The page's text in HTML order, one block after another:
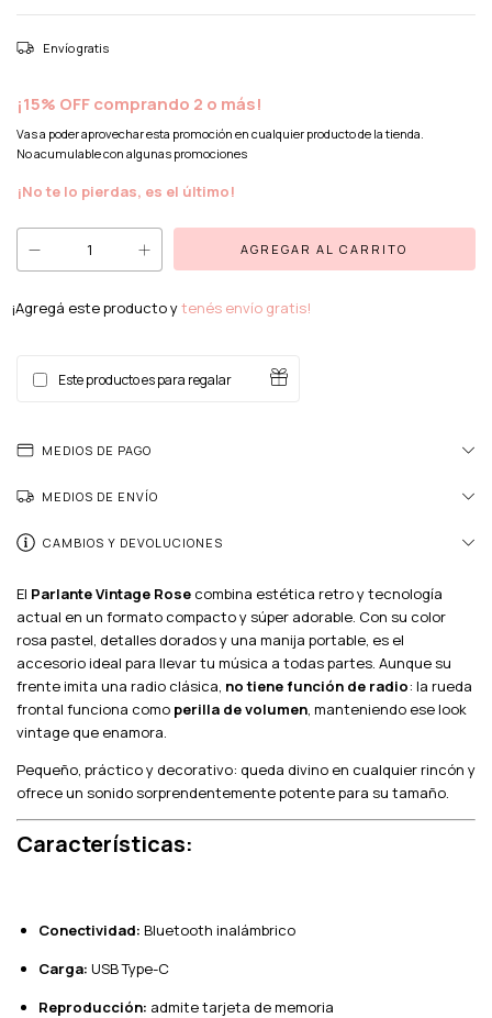
Envío gratis
¡15% OFF comprando 2 o más!
Vas a poder aprovechar esta promoción en cualquier producto de la tienda.
No acumulable con algunas promociones
¡No te lo pierdas, es el último!
¡Agregá este producto ytenés envío gratis!
Este producto es para regalar
MEDIOS DE PAGO
MEDIOS DE ENVÍO
CAMBIOS Y DEVOLUCIONES
El ParlanteVintage Rose combina estética retro y tecnología
actual en un formato compacto y súper adorable. Con su color
rosa pastel, detalles dorados y una manija portable, es el
accesorio ideal para llevar tu música a todas partes. Aunque su
frente imita una radio clásica, no tiene función de radio: la rueda
frontal funciona como perilla de volumen, manteniendo ese look
vintage que enamora.
Pequeño, práctico y decorativo: queda divino en cualquier rincón y
ofrece un sonido sorprendentemente potente para su tamaño.
Características:
Conectividad: Bluetooth inalámbrico
Carga: USB Type-C
Reproducción: admite tarjeta de memoria